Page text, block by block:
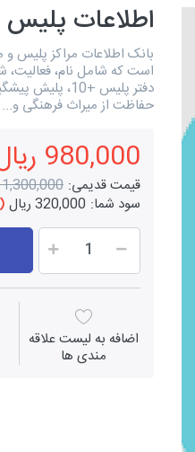
اطلاعات پلیس
است که شامل نام، فعالیت،
دفتر پلیس +10،
حفاظت از میراث فرهنگی
980,000 ریال
قیمت قدیمی: 1,300,000 ریال
سود شما: 320,000 ریال (25 %)
اضافه به لیست علاقه
مندی ها